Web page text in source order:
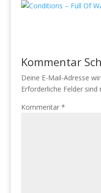
Kommentar
Deine E-Mail-Adresse
Erforderliche Felder sind
Kommentar *